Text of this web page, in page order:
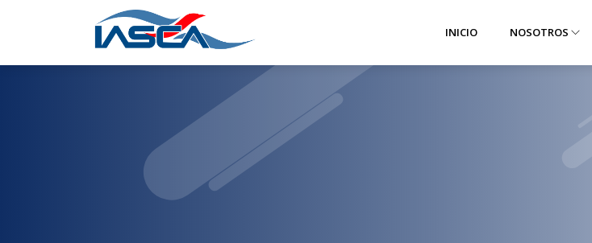
INICIO NOSOTROS